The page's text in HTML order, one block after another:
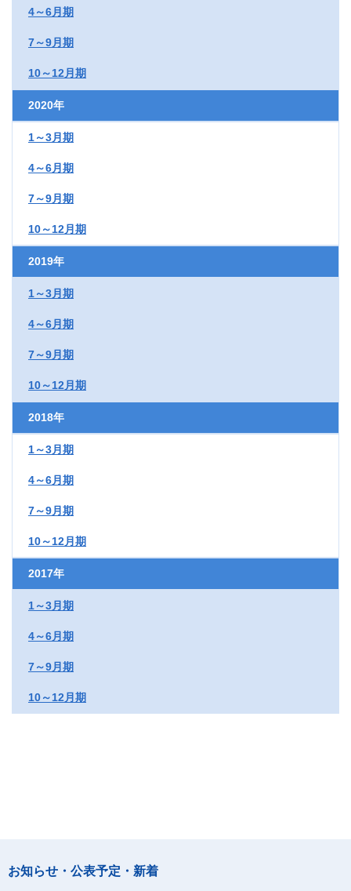
4～6月期
7～9月期
10～12月期
2020年
1～3月期
4～6月期
7～9月期
10～12月期
2019年
1～3月期
4～6月期
7～9月期
10～12月期
2018年
1～3月期
4～6月期
7～9月期
10～12月期
2017年
1～3月期
4～6月期
7～9月期
10～12月期
お知らせ・公表予定・新着